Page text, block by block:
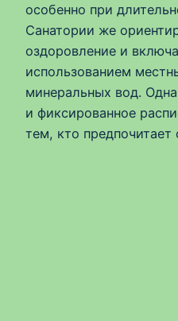
особенно при
Санатории же
оздоровление и
использованием
минеральных вод.
и фиксированное
тем, кто